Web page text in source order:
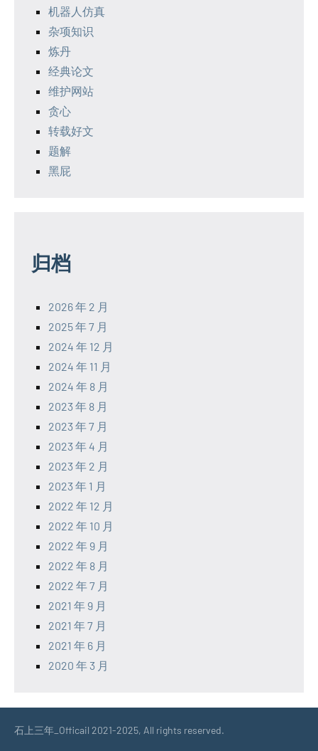
机器人仿真
杂项知识
炼丹
经典论文
维护网站
贪心
转载好文
题解
黑屁
归档
2026 年 2 月
2025 年 7 月
2024 年 12 月
2024 年 11 月
2024 年 8 月
2023 年 8 月
2023 年 7 月
2023 年 4 月
2023 年 2 月
2023 年 1 月
2022 年 12 月
2022 年 10 月
2022 年 9 月
2022 年 8 月
2022 年 7 月
2021 年 9 月
2021 年 7 月
2021 年 6 月
2020 年 3 月
石上三年_Officail 2021-2025, All rights reserved.